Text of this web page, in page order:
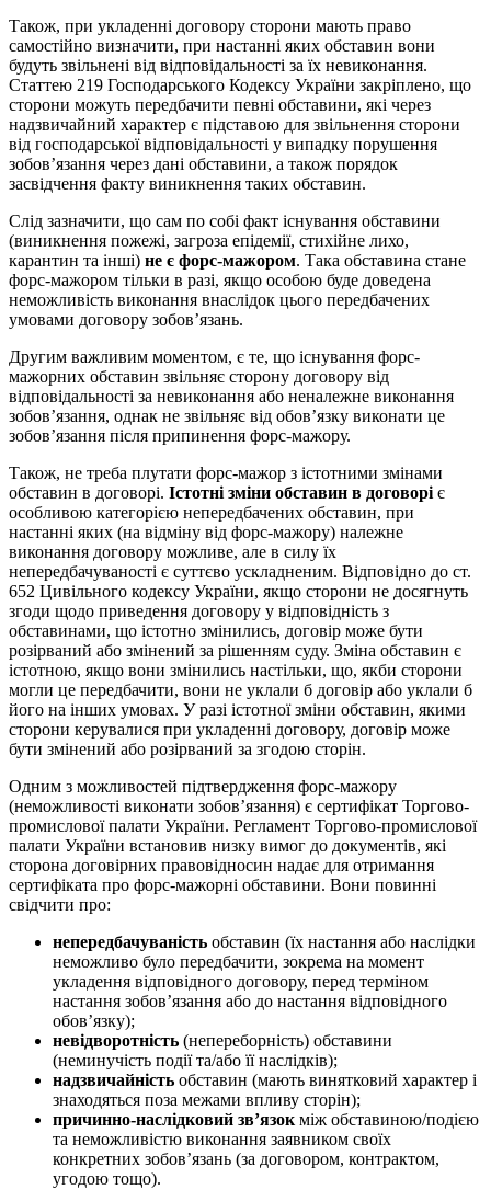
Також, при укладенні договору сторони мають право
самостійно визначити, при настанні яких обставин вони
будуть звільнені від відповідальності за їх невиконання.
Статтею 219 Господарського Кодексу України закріплено, що
сторони можуть передбачити певні обставини, які через
надзвичайний характер є підставою для звільнення сторони
від господарської відповідальності у випадку порушення
зобов’язання через дані обставини, а також порядок
засвідчення факту виникнення таких обставин.
Слід зазначити, що сам по собі факт існування обставини
(виникнення пожежі, загроза епідемії, стихійне лихо,
карантин та інші) не є форс-мажором. Така обставина стане
форс-мажором тільки в разі, якщо особою буде доведена
неможливість виконання внаслідок цього передбачених
умовами договору зобов’язань.
Другим важливим моментом, є те, що існування форс-
мажорних обставин звільняє сторону договору від
відповідальності за невиконання або неналежне виконання
зобов’язання, однак не звільняє від обов’язку виконати це
зобов’язання після припинення форс-мажору.
Також, не треба плутати форс-мажор з істотними змінами
обставин в договорі. Істотні зміни обставин в договорі є
особливою категорією непередбачених обставин, при
настанні яких (на відміну від форс-мажору) належне
виконання договору можливе, але в силу їх
непередбачуваності є суттєво ускладненим. Відповідно до ст.
652 Цивільного кодексу України, якщо сторони не досягнуть
згоди щодо приведення договору у відповідність з
обставинами, що істотно змінились, договір може бути
розірваний або змінений за рішенням суду. Зміна обставин є
істотною, якщо вони змінились настільки, що, якби сторони
могли це передбачити, вони не уклали б договір або уклали б
його на інших умовах. У разі істотної зміни обставин, якими
сторони керувалися при укладенні договору, договір може
бути змінений або розірваний за згодою сторін.
Одним з можливостей підтвердження форс-мажору
(неможливості виконати зобов’язання) є сертифікат Торгово-
промислової палати України. Регламент Торгово-промислової
палати України встановив низку вимог до документів, які
сторона договірних правовідносин надає для отримання
сертифіката про форс-мажорні обставини. Вони повинні
свідчити про:
непередбачуваність обставин (їх настання або наслідки
неможливо було передбачити, зокрема на момент
укладення відповідного договору, перед терміном
настання зобов’язання або до настання відповідного
обов’язку);
невідворотність (непереборність) обставини
(неминучість події та/або її наслідків);
надзвичайність обставин (мають винятковий характер і
знаходяться поза межами впливу сторін);
причинно-наслідковий зв’язок між обставиною/подією
та неможливістю виконання заявником своїх
конкретних зобов’язань (за договором, контрактом,
угодою тощо).